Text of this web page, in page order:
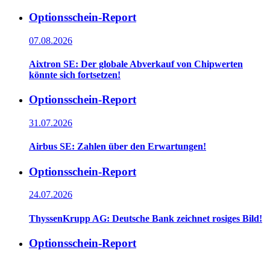
Optionsschein-Report
07.08.2026
Aixtron SE: Der globale Abverkauf von Chipwerten
könnte sich fortsetzen!
Optionsschein-Report
31.07.2026
Airbus SE: Zahlen über den Erwartungen!
Optionsschein-Report
24.07.2026
ThyssenKrupp AG: Deutsche Bank zeichnet rosiges Bild!
Optionsschein-Report